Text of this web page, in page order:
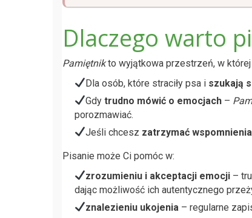
Dlaczego warto
Pamiętnikto wyjątkowa przestrzeń, w
Dla osób, które straciły psa i szukają
Gdytrudno mówić o emocjach –
porozmawiać.
Jeśli chcesz zatrzymać wspomnienia
Pisanie może Ci pomóc w:
zrozumieniu i akceptacji emocji –
dając możliwość ich autentycznego
znalezieniu ukojenia – regularne